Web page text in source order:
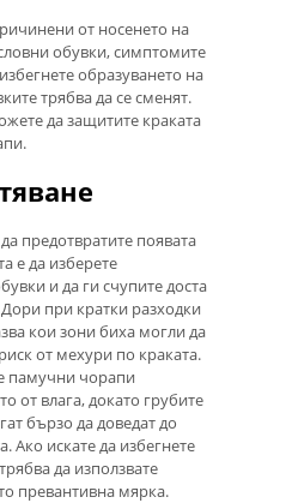
от носенето на
обувки, симптомите
образуването на
трябва да се сменят.
да защитите краката
предотвратите появата
е да изберете
и да ги счупите доста
при кратки разходки
кои зони биха могли да
от мехури по краката.
памучни чорапи
от влага, докато грубите
бързо да доведат до
Ако искате да избегнете
да използвате
превантивна мярка.